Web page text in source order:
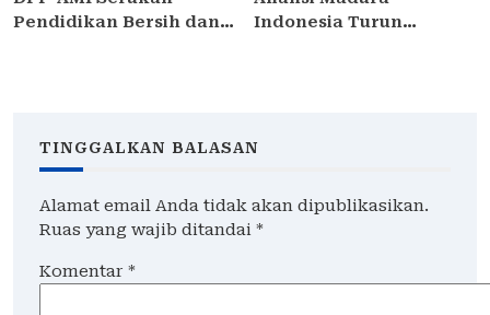
Pendidikan Bersih dan
Indonesia Turun
TINGGALKAN BALASAN
Alamat email Anda tidak akan dipublikasikan.
Ruas yang wajib ditandai *
Komentar *